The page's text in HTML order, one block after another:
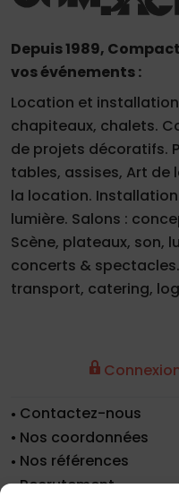
Depuis 1989,
vos événements :
Location et
chapiteaux, chalets.
de projets décoratifs.
tables, assises, Art de
la location.
lumière. Salons :
Scène, plateaux, son,
concerts &
transport, catering,
Contactez-nous
Nos coordonnées
Nos références
Recrutement